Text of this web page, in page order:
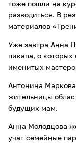
тоже пошли на
разводиться. В
материалов
Уже завтра Анна
пикапа, о
именитых
Антонина
жительницы
будущих мам.
Анна Молодцова
учат семейные